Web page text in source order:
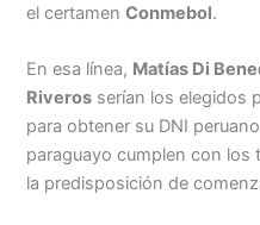
el certamenConmebol.
En esa línea, Matías Di
Riveros serían los elegidos
para obtener su DNI
paraguayo cumplen con los
la predisposición de